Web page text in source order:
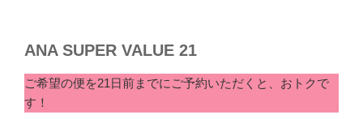
ANA SUPER VALUE 21
ご希望の便を21日前までにご予約いただくと、おトクで
す！